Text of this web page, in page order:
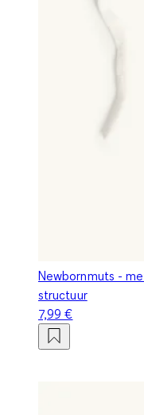
Newbornmuts -
structuur
7,99 €